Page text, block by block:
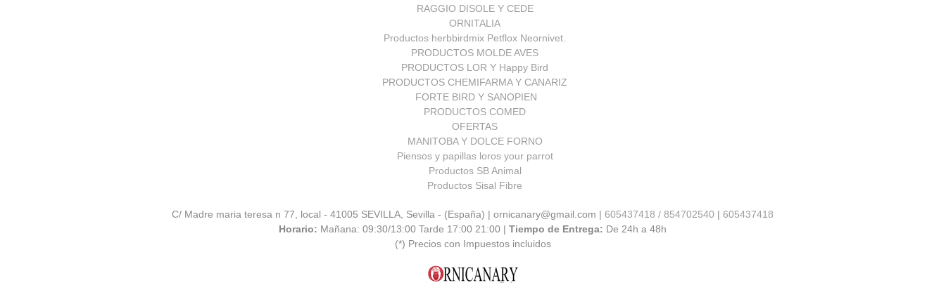
RAGGIO DISOLE Y CEDE
ORNITALIA
Productos herbbirdmix Petflox Neornivet.
PRODUCTOS MOLDE AVES
PRODUCTOS LOR Y Happy Bird
PRODUCTOS CHEMIFARMA Y CANARIZ
FORTE BIRD Y SANOPIEN
PRODUCTOS COMED
OFERTAS
MANITOBA Y DOLCE FORNO
Piensos y papillas loros your parrot
Productos SB Animal
Productos Sisal Fibre
C/ Madre maria teresa n 77, local - 41005 SEVILLA, Sevilla - (España) | ornicanary@gmail.com |605437418 / 854702540 |605437418
Horario: Mañana: 09:30/13:00 Tarde 17:00 21:00 |Tiempo de Entrega: De 24h a 48h
(*) Precios con Impuestos incluidos